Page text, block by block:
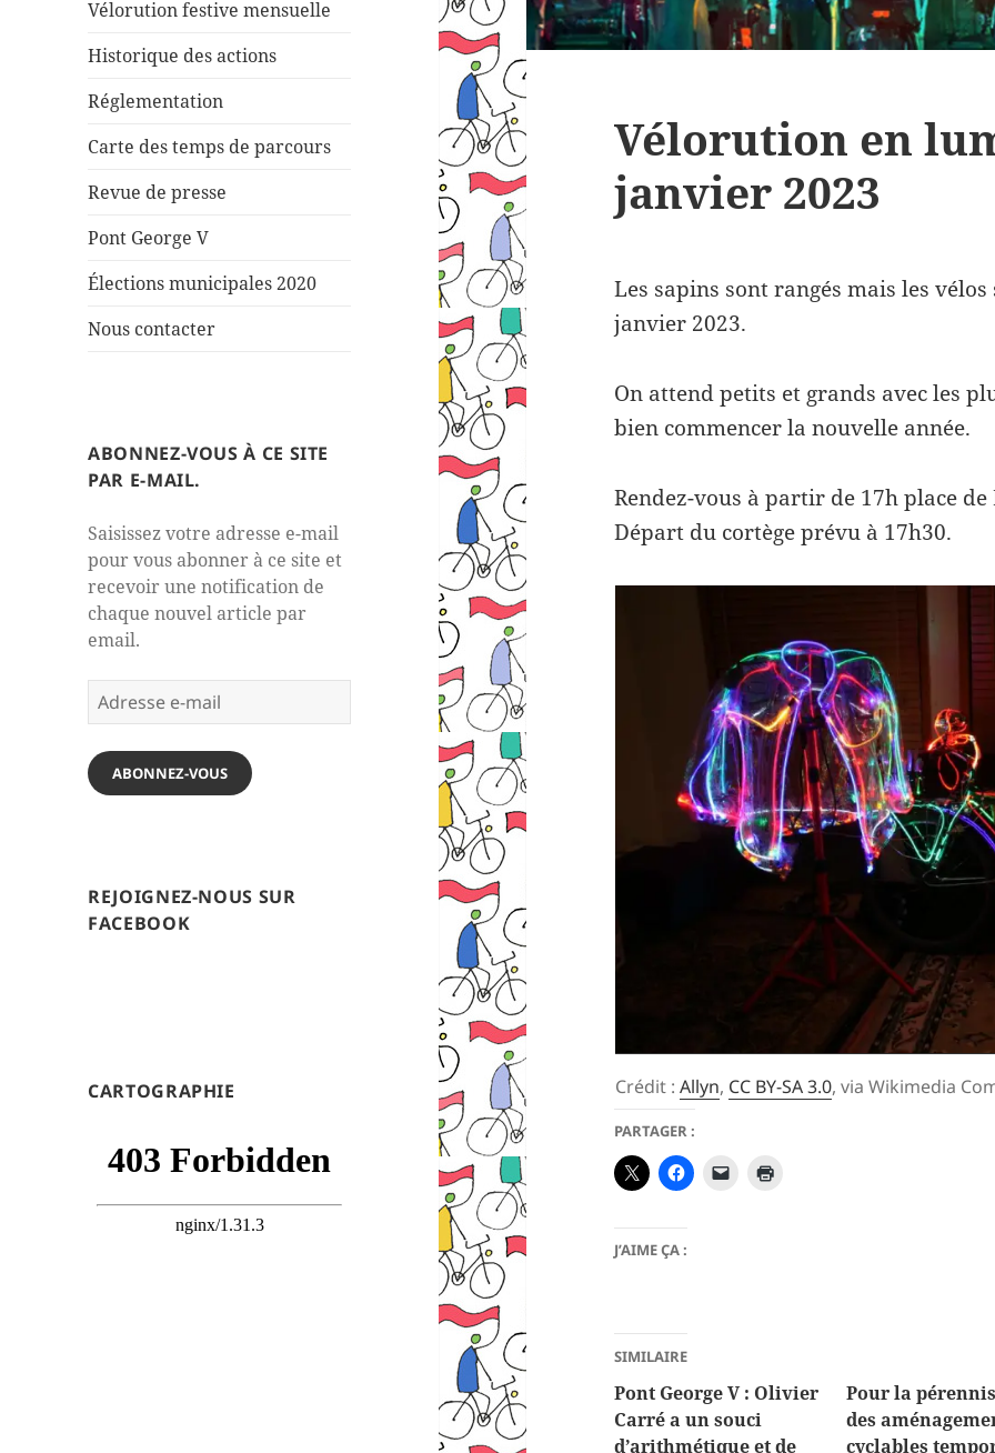
Vélorution festive mensuelle
Historique des actions
Réglementation
Carte des temps de parcours
Revue de presse
Pont George V
Élections municipales 2020
Nous contacter
ABONNEZ-VOUS À CE SITE
PAR E-MAIL.
Saisissez votre adresse e-mail
pour vous abonner à ce site et
recevoir une notification de
chaque nouvel article par
email.
Adresse
e-
mail
ABONNEZ-VOUS
REJOIGNEZ-NOUS SUR
FACEBOOK
CARTOGRAPHIE
Vélorution en
janvier 2023
Les sapins sont rangés mais les
janvier 2023.
On attend petits et grands avec les
bien commencer la nouvelle année.
Rendez-vous à partir de 17h place de
Départ du cortège prévu à 17h30.
Crédit : Allyn, CC BY-SA 3.0, via Wikimedia
PARTAGER :
J’AIME ÇA :
SIMILAIRE
Pont George V : Olivier
Carré a un souci
d’arithmétique et de
Pour la
des
cyclables